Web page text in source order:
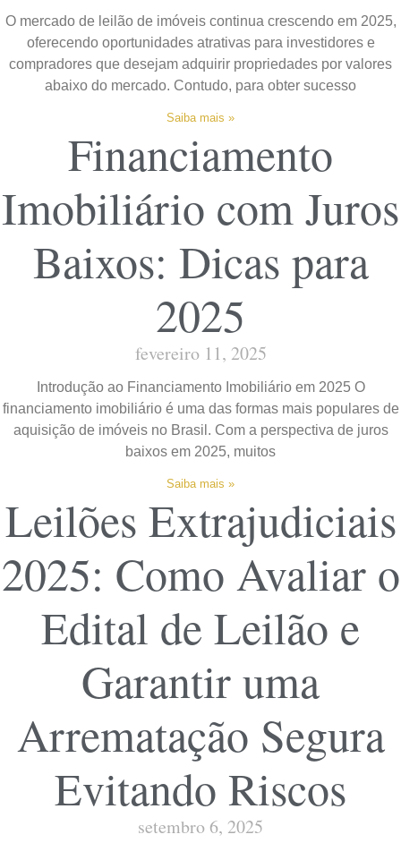
O mercado de leilão de imóveis continua crescendo em 2025,
oferecendo oportunidades atrativas para investidores e
compradores que desejam adquirir propriedades por valores
abaixo do mercado. Contudo, para obter sucesso
Saiba mais »
Financiamento
Imobiliário com Juros
Baixos: Dicas para
2025
fevereiro 11, 2025
Introdução ao Financiamento Imobiliário em 2025 O
financiamento imobiliário é uma das formas mais populares de
aquisição de imóveis no Brasil. Com a perspectiva de juros
baixos em 2025, muitos
Saiba mais »
Leilões Extrajudiciais
2025: Como Avaliar o
Edital de Leilão e
Garantir uma
Arrematação Segura
Evitando Riscos
setembro 6, 2025